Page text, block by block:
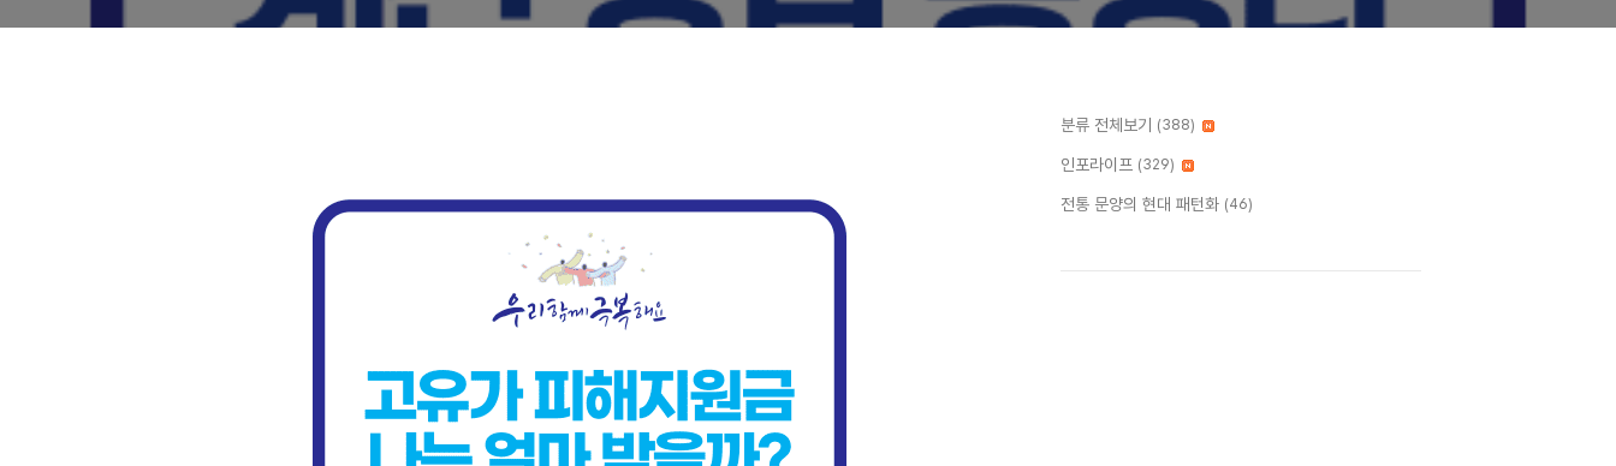
분류 전체보기 (388)
인포라이프 (329)
전통 문양의 현대 패턴화 (46)